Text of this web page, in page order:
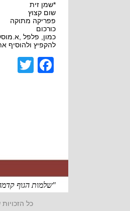
*שמן זית
שום קצוץ
פפריקה
כורכום
כמון,
להקפיץ ולהוסיף
"שלמות הגוף
כל